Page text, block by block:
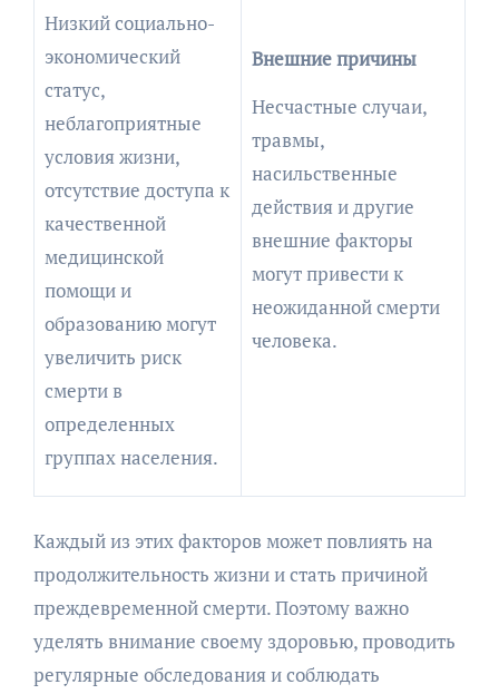
Низкий социально-
экономический
статус,
неблагоприятные
условия жизни,
отсутствие доступа к
качественной
медицинской
помощи и
образованию могут
увеличить риск
смерти в
определенных
группах населения.
Внешние причины
Несчастные случаи,
травмы,
насильственные
действия и другие
внешние факторы
могут привести к
неожиданной смерти
человека.
Каждый из этих факторов может повлиять на
продолжительность жизни и стать причиной
преждевременной смерти. Поэтому важно
уделять внимание своему здоровью, проводить
регулярные обследования и соблюдать